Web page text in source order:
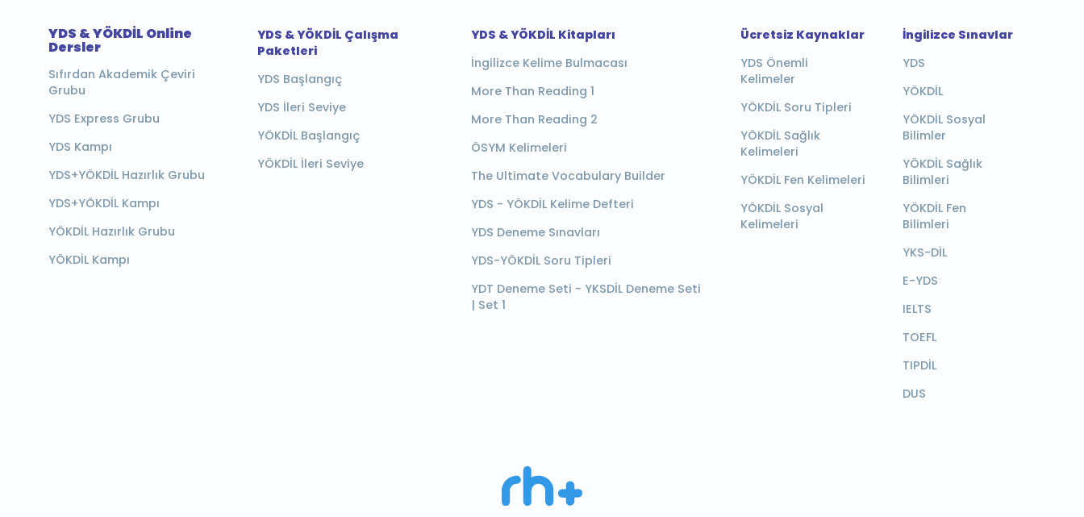
YDS & YÖKDİL Online
Dersler
Sıfırdan Akademik Çeviri
Grubu
YDS Express Grubu
YDS Kampı
YDS+YÖKDİL Hazırlık Grubu
YDS+YÖKDİL Kampı
YÖKDİL Hazırlık Grubu
YÖKDİL Kampı
YDS & YÖKDİL Çalışma
Paketleri
YDS Başlangıç
YDS İleri Seviye
YÖKDİL Başlangıç
YÖKDİL İleri Seviye
YDS & YÖKDİL Kitapları
İngilizce Kelime Bulmacası
More Than Reading 1
More Than Reading 2
ÖSYM Kelimeleri
The Ultimate Vocabulary Builder
YDS - YÖKDİL Kelime Defteri
YDS Deneme Sınavları
YDS-YÖKDİL Soru Tipleri
YDT Deneme Seti - YKSDİL Deneme Seti
| Set 1
Ücretsiz Kaynaklar
YDS Önemli
Kelimeler
YÖKDİL Soru Tipleri
YÖKDİL Sağlık
Kelimeleri
YÖKDİL Fen Kelimeleri
YÖKDİL Sosyal
Kelimeleri
İngilizce Sınavlar
YDS
YÖKDİL
YÖKDİL Sosyal
Bilimler
YÖKDİL Sağlık
Bilimleri
YÖKDİL Fen
Bilimleri
YKS-DİL
E-YDS
IELTS
TOEFL
TIPDİL
DUS